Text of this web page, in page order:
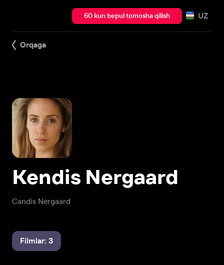
60 kun bepul tomosha qilish UZ
Orqaga
Candis Nergaard
Kendis Nergaard
Filmlar: 3